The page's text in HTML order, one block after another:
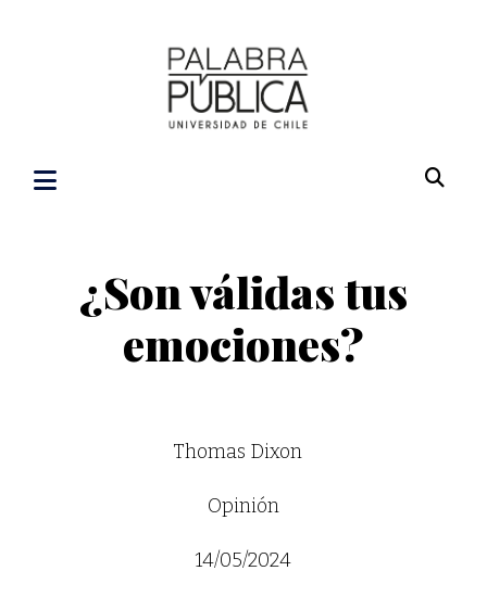
¿Son válidas tus
emociones?
Thomas Dixon
Opinión
14/05/2024